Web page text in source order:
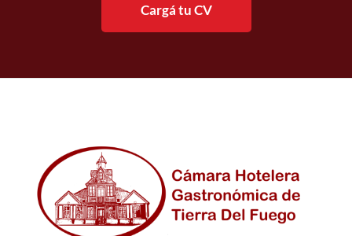
Cargá tu CV